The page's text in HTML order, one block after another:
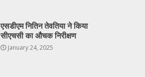
एसडीएम नितिन तेवतिया ने किया
सीएचसी का औचक निरीक्षण
January 24, 2025